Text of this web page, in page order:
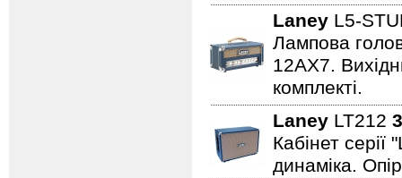
Laney L5-
Лампова
12AX7.
комплекті.
Laney LT212
Кабінет
динаміка.